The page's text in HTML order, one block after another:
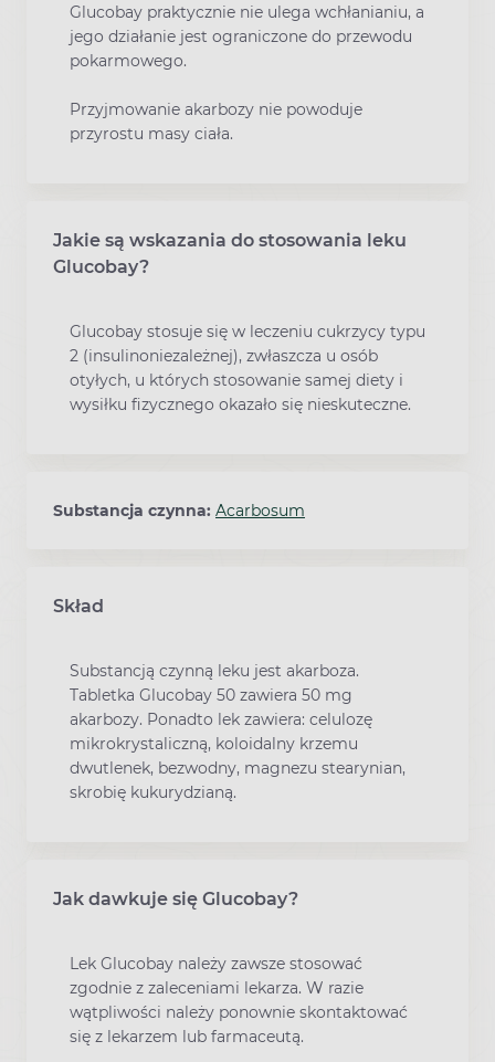
Glucobay praktycznie nie ulega wchłanianiu, a
jego działanie jest ograniczone do przewodu
pokarmowego.
Przyjmowanie akarbozy nie powoduje
przyrostu masy ciała.
Jakie są wskazania do stosowania leku
Glucobay?
Glucobay stosuje się w leczeniu cukrzycy typu
2 (insulinoniezależnej), zwłaszcza u osób
otyłych, u których stosowanie samej diety i
wysiłku fizycznego okazało się nieskuteczne.
Substancja czynna: Acarbosum
Skład
Substancją czynną leku jest akarboza.
Tabletka Glucobay 50 zawiera 50 mg
akarbozy. Ponadto lek zawiera: celulozę
mikrokrystaliczną, koloidalny krzemu
dwutlenek, bezwodny, magnezu stearynian,
skrobię kukurydzianą.
Jak dawkuje się Glucobay?
Lek Glucobay należy zawsze stosować
zgodnie z zaleceniami lekarza. W razie
wątpliwości należy ponownie skontaktować
się z lekarzem lub farmaceutą.